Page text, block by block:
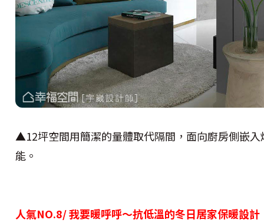
▲12坪空間用簡潔的量體取代隔間，面向廚房側嵌
能。
人氣NO.8/ 我要暖呼呼〜抗低溫的冬日居家保暖設計